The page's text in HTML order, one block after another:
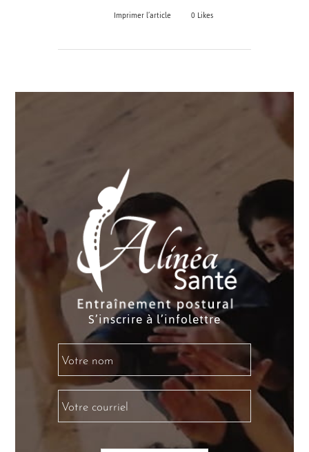
Imprimer l’article 0Likes
S’inscrire à l’infolettre